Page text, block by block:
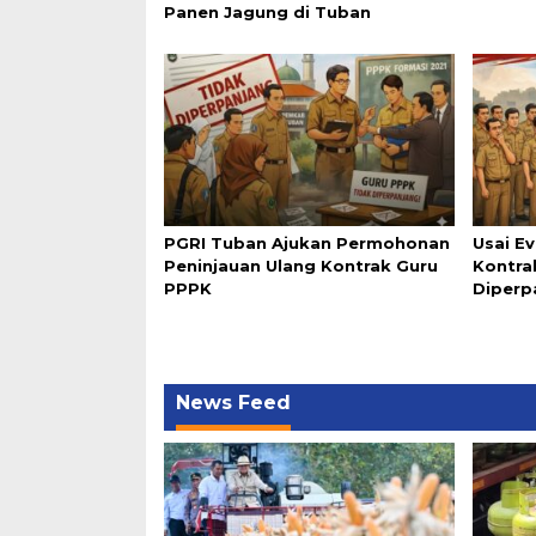
Panen Jagung di Tuban
PGRI Tuban Ajukan Permohonan
Peninjauan Ulang Kontrak Guru
PPPK
Usai
News Feed